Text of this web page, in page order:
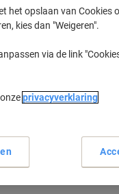
een lijst toevoegen
specificaties
afwerking
het opslaan van Cookies
kies dan "Weigeren".
via de link
privacyverklaring